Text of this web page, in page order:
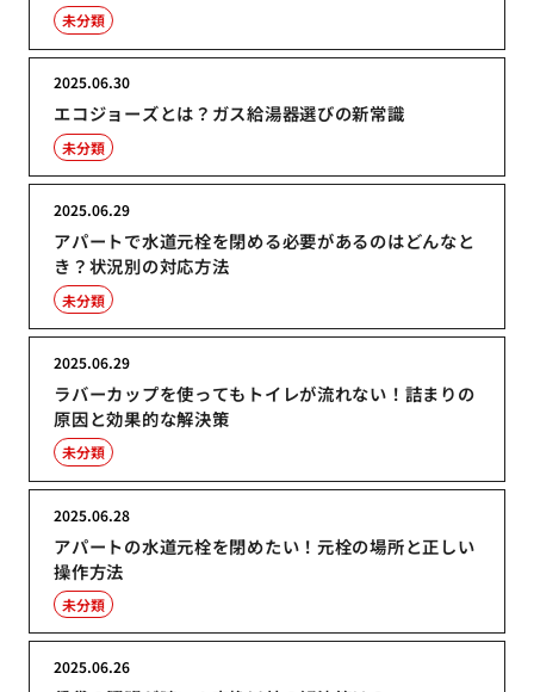
未分類
エコジョーズとは？ガス給湯器選びの新常識
2025.06.30
未分類
アパートで水道元栓を閉める必要があるのはどんなと
き？状況別の対応方法
2025.06.29
未分類
ラバーカップを使ってもトイレが流れない！詰まりの
原因と効果的な解決策
2025.06.29
未分類
アパートの水道元栓を閉めたい！元栓の場所と正しい
操作方法
2025.06.28
未分類
2025.06.26